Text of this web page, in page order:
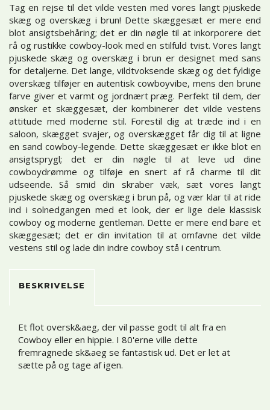
Tag en rejse til det vilde vesten med vores langt pjuskede
skæg og overskæg i brun! Dette skæggesæt er mere end
blot ansigtsbehåring; det er din nøgle til at inkorporere det
rå og rustikke cowboy-look med en stilfuld tvist. Vores langt
pjuskede skæg og overskæg i brun er designet med sans
for detaljerne. Det lange, vildtvoksende skæg og det fyldige
overskæg tilføjer en autentisk cowboyvibe, mens den brune
farve giver et varmt og jordnært præg. Perfekt til dem, der
ønsker et skæggesæt, der kombinerer det vilde vestens
attitude med moderne stil. Forestil dig at træde ind i en
saloon, skægget svajer, og overskægget får dig til at ligne
en sand cowboy-legende. Dette skæggesæt er ikke blot en
ansigtsprygl; det er din nøgle til at leve ud dine
cowboydrømme og tilføje en snert af rå charme til dit
udseende. Så smid din skraber væk, sæt vores langt
pjuskede skæg og overskæg i brun på, og vær klar til at ride
ind i solnedgangen med et look, der er lige dele klassisk
cowboy og moderne gentleman. Dette er mere end bare et
skæggesæt; det er din invitation til at omfavne det vilde
vestens stil og lade din indre cowboy stå i centrum.
BESKRIVELSE
Et flot oversk&aeg, der vil passe godt til alt fra en
Cowboy eller en hippie. I 80'erne ville dette
fremragnede sk&aeg se fantastisk ud. Det er let at
sætte på og tage af igen.